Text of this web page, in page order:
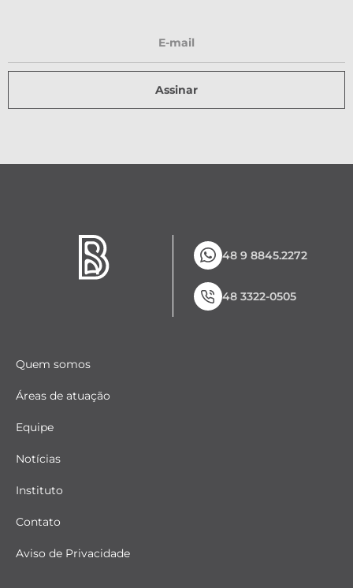
Assinar
48 9 8845.2272
48 3322-0505
Quem somos
Áreas de atuação
Equipe
Notícias
Instituto
Contato
Aviso de Privacidade